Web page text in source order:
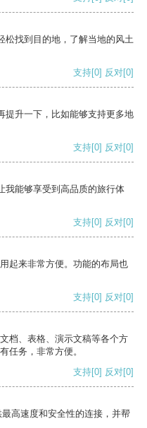
松找到目的地，了解当地的风土
支持[0] 反对[0]
提升一下，比如能够支持更多地
支持[0] 反对[0]
我能够享受到高品质的旅行体
支持[0] 反对[0]
起来非常方便。功能的布局也
支持[0] 反对[0]
档、表格、演示文稿等各个方
任务，非常方便。
支持[0] 反对[0]
高速度和安全性的连接，并帮